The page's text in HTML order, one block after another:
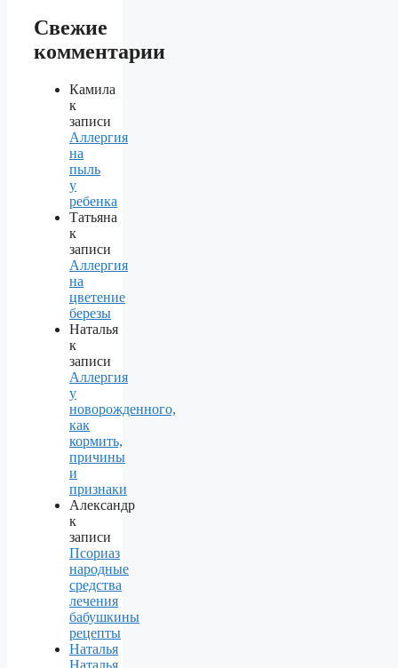
Свежие
комментарии
Камила
к
записи
Аллергия
на
пыль
у
ребенка
Татьяна
к
записи
Аллергия
на
цветение
березы
Наталья
к
записи
Аллергия
у
новорожденного,
как
кормить,
причины
и
признаки
Александр
к
записи
Псориаз
народные
средства
лечения
бабушкины
рецепты
Наталья